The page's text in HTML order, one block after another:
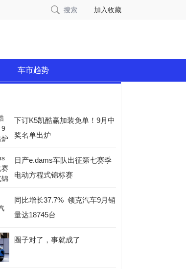
搜索 加入收藏
车市趋势
下订K5凯酷赢加装免单！9月中
奖名单出炉
日产e.dams车队出征第七赛季
电动方程式锦标赛
同比增长37.7% 领克汽车9月销
量达18745台
圈子对了，事就成了